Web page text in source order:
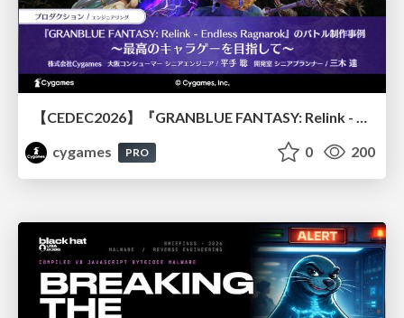
【CEDEC2026】『GRANBLUE FANTASY: Relink - Endless Ragnarok』のバトル制作事例 ～最高のキャラゲーを目指して～
cygames
PRO 0 200